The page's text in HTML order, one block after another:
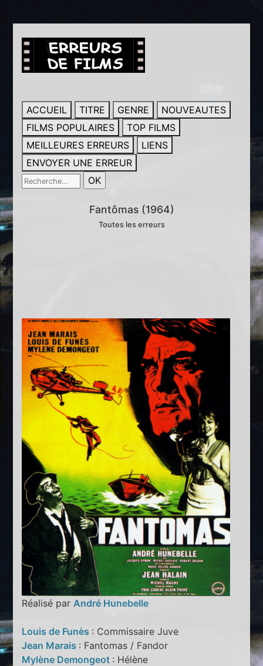
ACCUEIL TITRE GENRE
NOUVEAUTES
FILMS POPULAIRES
TOP FILMS
MEILLEURES ERREURS
LIENS
ENVOYER UNE ERREUR
Fantômas (1964)
Toutes les erreurs
Réalisé par André Hunebelle
Louis de Funès : Commissaire Juve
Jean Marais : Fantomas / Fandor
Mylène Demongeot : Hélène